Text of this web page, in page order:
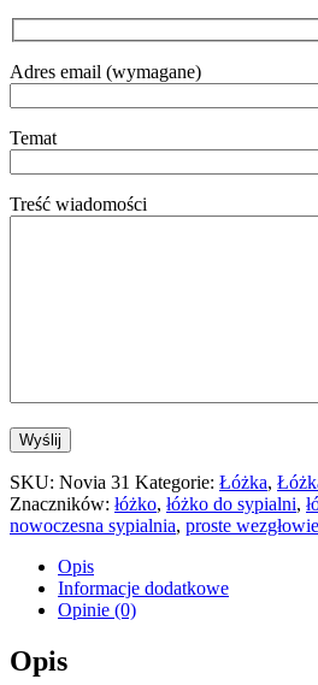
Adres email (wymagane)
Temat
Treść wiadomości
SKU: Novia 31 Kategorie: Łóżka,
Znaczników: łóżko, łóżko do sypialni,
nowoczesna sypialnia, proste wezgłowie
Opis
Informacje dodatkowe
Opinie (0)
Opis